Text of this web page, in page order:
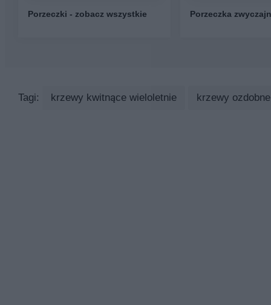
Porzeczki - zobacz wszystkie Porzeczka
Tagi: krzewy kwitnące wieloletnie krzewy